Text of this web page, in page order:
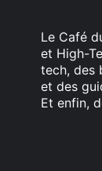
Le Café
et High-
tech, des
et des
Et enfin,